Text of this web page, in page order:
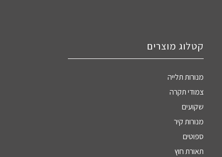
קטלוג מוצרים
מנורות תלייה
צמודי תקרה
שקועים
מנורות קיר
ספוטים
תאורת חוץ